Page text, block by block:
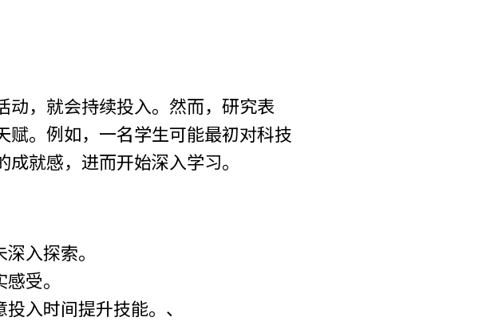
，就会持续投入。然而，研究表
赋。例如，一名学生可能最初对科技
就感，进而开始深入学习。
入探索。
受。
入时间提升技能。、